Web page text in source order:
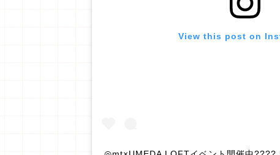
View this post on